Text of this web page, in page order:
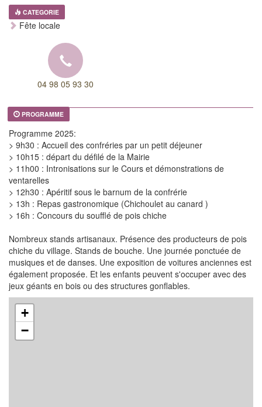
CATEGORIE
Fête locale
04 98 05 93 30
PROGRAMME
Programme 2025:
> 9h30 : Accueil des confréries par un petit déjeuner
> 10h15 : départ du défilé de la Mairie
> 11h00 : Intronisations sur le Cours et démonstrations de
ventarelles
> 12h30 : Apéritif sous le barnum de la confrérie
> 13h : Repas gastronomique (Chichoulet au canard )
> 16h : Concours du soufflé de pois chiche
Nombreux stands artisanaux. Présence des producteurs de pois
chiche du village. Stands de bouche. Une journée ponctuée de
musiques et de danses. Une exposition de voitures anciennes est
également proposée. Et les enfants peuvent s'occuper avec des
jeux géants en bois ou des structures gonflables.
+
−